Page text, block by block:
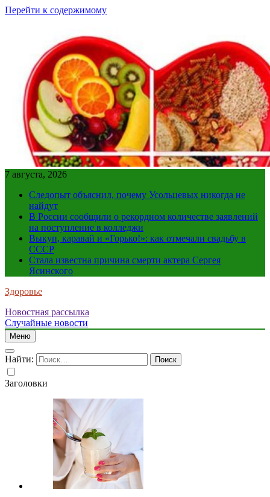
Перейти к содержимому
7 августа, 2026
Следопыт объяснил, почему Усольцевых никогда не
найдут
В России сообщили о рекордном количестве заявлений
на поступление в колледжи
Выкуп, каравай и «Горько!»: как отмечали свадьбу в
СССР
Стала известна причина смерти актера Сергея
Ясинского
Здоровье
Новостная рассылка
Случайные новости
Меню
Найти:
Заголовки